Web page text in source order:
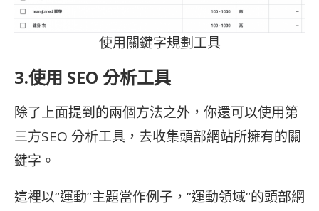
使用關鍵字規劃工具
3.使用 SEO 分析工具
除了上面提到的兩個方法之外，你還可以使用第
三方SEO 分析工具，去收集頭部網站所擁有的關
鍵字。
這裡以“運動”主題當作例子，”運動領域“的頭部網